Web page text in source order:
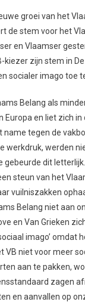
groei van het
de stem voor het
en Vlaamser
kiezer zijn stem in
socialer imago toe
Belang als
Europa en liet zich
name tegen de
werkdruk, werden
gebeurde dit
steun van het
vuilniszakken
Belang niet aan
en Van Grieken
imago’
VB niet voor meer
aan te pakken,
zagen
en aanvallen op